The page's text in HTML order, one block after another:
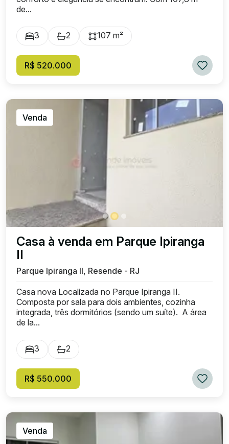
de...
3 2 107 m²
R$ 520.000
Venda
Casa à venda em Parque Ipiranga
II
Parque Ipiranga II, Resende - RJ
Casa nova Localizada no Parque Ipiranga II.
Composta por sala para dois ambientes, cozinha
integrada, três dormitórios (sendo um suíte). A área
de la...
3 2
R$ 550.000
Venda